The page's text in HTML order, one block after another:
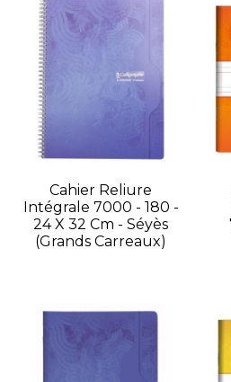
Cahier Reliure
Intégrale 7000 - 180 -
24 X 32 Cm - Séyès
(grands Carreaux)